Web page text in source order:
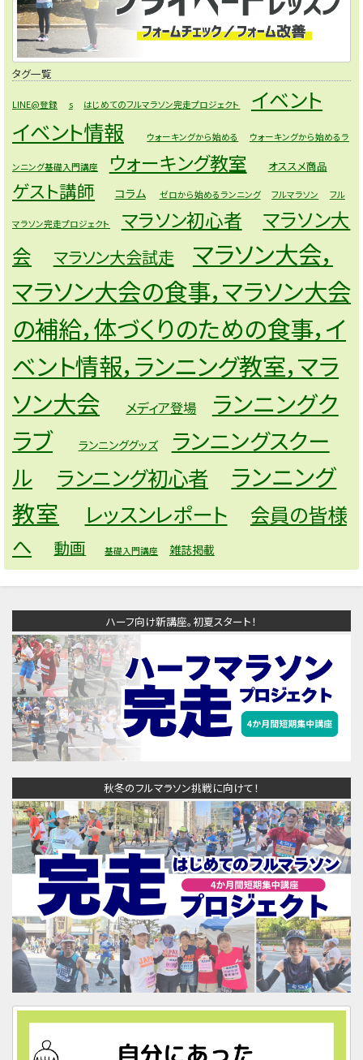
タグ一覧
LINE@登録 s はじめてのフルマラソン完走プロジェクト
イベント
イベント情報
ウォーキングから始める ウォーキングから始めるラ
ンニング基礎入門講座 ウォーキング教室 オススメ商品
ゲスト講師 コラム ゼロから始めるランニング フルマラソン フル
マラソン完走プロジェクト マラソン初心者
マラソン大
会
マラソン大会試走
マラソン大会，
マラソン大会の食事，マラソン大会
の補給，体づくりのための食事，イ
ベント情報，ランニング教室，マラ
ソン大会
メディア登場
ランニングク
ラブ
ランニンググッズ
ランニングスクー
ル
ランニング初心者
ランニング
教室
レッスンレポート
会員の皆様
へ
動画 基礎入門講座 雑誌掲載
ハーフ向け新講座。初夏スタート！
秋冬のフルマラソン挑戦に向けて！